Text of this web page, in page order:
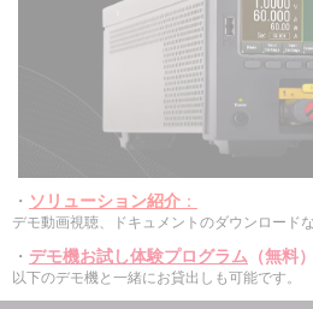
・ ソリューション紹介 ：
デモ動画視聴、ドキュメントのダウンロード
・ デモ機お試し体験プログラム （無料）
以下のデモ機と一緒にお貸出しも可能です。